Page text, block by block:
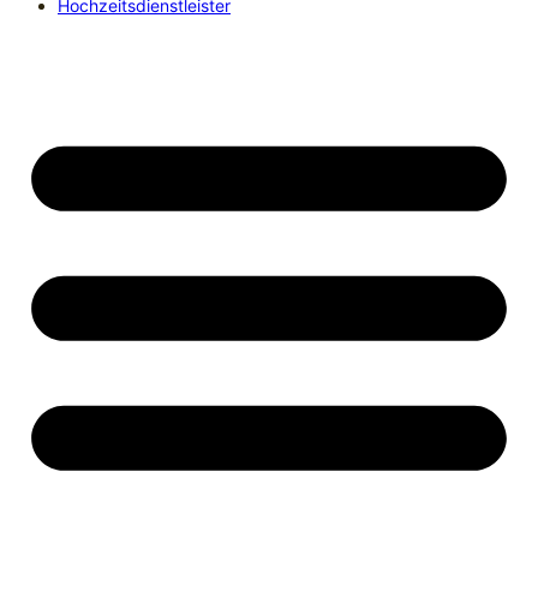
Hochzeitsdienstleister